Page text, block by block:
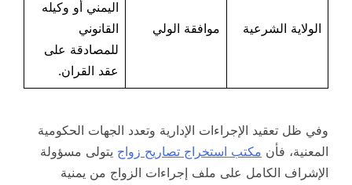
الولاية الشرعية موافقة الولي
اليمني أو وكيله
القانوني
للمصادقة على
عقد القران.
وفي ظل تعقيد الإجراءات الإدارية وتعدد الجهات الحكومية
المعنية، فأن مكتب استخراج تصاريح زواج يتولى مسؤولة
الإشراف الكامل على ملف إجراءات الزواج من يمنية